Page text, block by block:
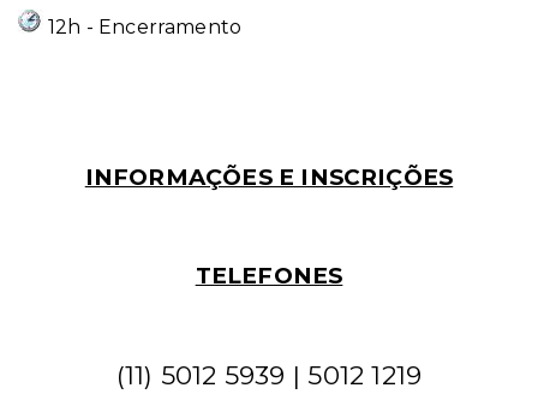
12h - Encerramento
INFORMAÇÕES E INSCRIÇÕES
TELEFONES
(11) 5012 5939 | 5012 1219